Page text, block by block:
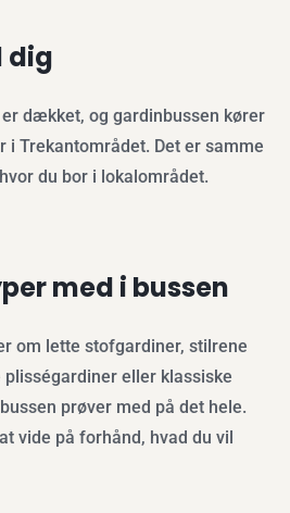
dig
dækket, og gardinbussen kører
i Trekantområdet. Det er samme
du bor i lokalområdet.
med i bussen
om lette stofgardiner, stilrene
eller klassiske
prøver med på det hele.
vide på forhånd, hvad du vil